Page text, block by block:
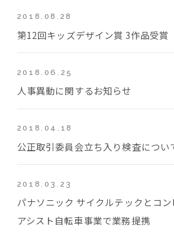
2018.08.28
第12回キッズデザイン賞 3作品受賞
2018.06.25
人事異動に関するお知らせ
2018.04.18
公正取引委員会立ち入り検査につい
2018.03.23
パナソニック サイクルテックとコ
アシスト自転車事業で業務提携